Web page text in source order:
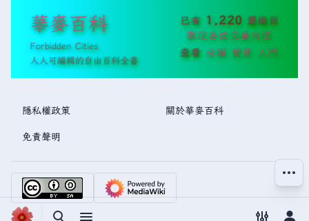
華麥百科
Forbidden Cities
人人可編輯的自由百科全書
已有 1,220 篇條目
歡迎各位完善內容
查看 分類 變更 入門
隱私權政策 關於華麥百科
免責聲明